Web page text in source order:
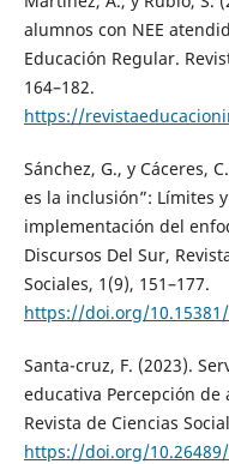
alumnos con NEE
Educación Regular.
164–182.
https://
Sánchez, G., y Cáceres,
es la inclusión”: Límites
implementación del
Discursos Del Sur,
Sociales, 1(9), 151–177.
https://doi.org/
Santa-cruz, F. (2023).
educativa Percepción
Revista de Ciencias
https://doi.org/